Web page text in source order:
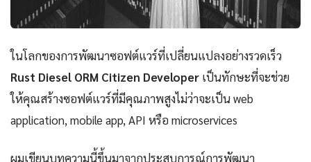
ในโลกของการพัฒนาซอฟต์แวร์ที่เปลี่ยนแปลงอย่างรวดเร็ว
Rust Diesel ORM Citizen Developer เป็นทักษะที่จะช่วย
ให้คุณสร้างซอฟต์แวร์ที่มีคุณภาพสูงไม่ว่าจะเป็น web
application, mobile app, API หรือ microservices
ผมเขียนบทความนี้ขึ้นมาจากประสบการณ์การพัฒนา